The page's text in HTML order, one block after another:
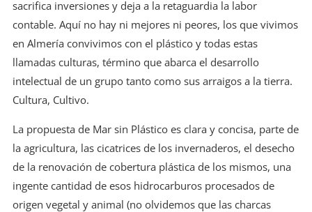
sacrifica inversiones y deja a la retaguardia la labor
contable. Aquí no hay ni mejores ni peores, los que vivimos
en Almería convivimos con el plástico y todas estas
llamadas culturas, término que abarca el desarrollo
intelectual de un grupo tanto como sus arraigos a la tierra.
Cultura, Cultivo.
La propuesta de Mar sin Plástico es clara y concisa, parte de
la agricultura, las cicatrices de los invernaderos, el desecho
de la renovación de cobertura plástica de los mismos, una
ingente cantidad de esos hidrocarburos procesados de
origen vegetal y animal (no olvidemos que las charcas